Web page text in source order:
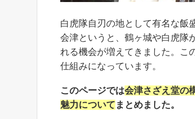
白虎隊自刃の地として有名な飯
会津というと、鶴ヶ城や白虎隊
れる機会が増えてきました。こ
仕組みになっています。
このページでは会津さざえ堂の
魅力について まとめました。